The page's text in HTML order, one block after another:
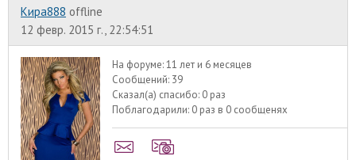
Кира888 offline
12 февр. 2015 г., 22:54:51
На форуме:11 лет и 6 месяцев
Сообщений: 39
Сказал(а) спасибо: 0 раз
Поблагодарили: 0 раз в 0 сообщенях